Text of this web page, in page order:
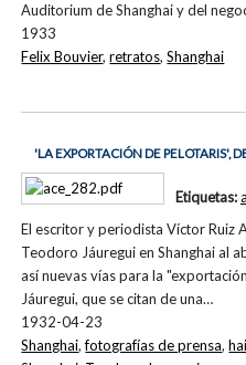
Auditorium de Shanghai y del
1933
Felix Bouvier,retratos,Shanghai
'LA EXPORTACIÓN DE PELOTARIS',
El escritor y periodista Víctor Ruiz
Teodoro Jáuregui en Shanghai al
así nuevas vías para la
Jáuregui, que se citan de una…
1932-04-23
Etiquetas:
Shanghai,fotografías de prensa,